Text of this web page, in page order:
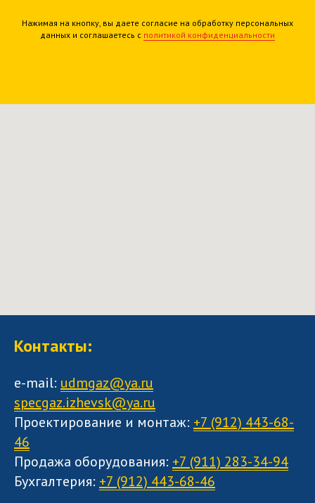
Нажимая на кнопку, вы даете согласие на обработку персональных
данных и соглашаетесь c политикой конфиденциальности
Контакты:
e-mail: udmgaz@ya.ru
specgaz.izhevsk@ya.ru
Проектирование и монтаж: +7 (912) 443-68-
46
Продажа оборудования: +7 (911) 283-34-94
Бухгалтерия: +7 (912) 443-68-46